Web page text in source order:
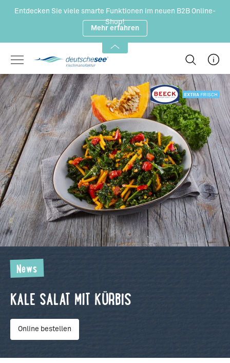
Zum Hauptinhalt springen
Entdecken Sie viele smarte Funktionen im neuen B2B Online-
Shop!
Mehr erfahren
News
KALE SALAT MIT KÜRBIS
Online bestellen